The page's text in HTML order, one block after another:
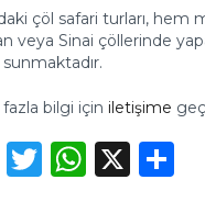
çöl safari turları,
veya Sinai çöllerinde
sunmaktadır.
fazla bilgi için iletişime
Facebook
Twitter
X